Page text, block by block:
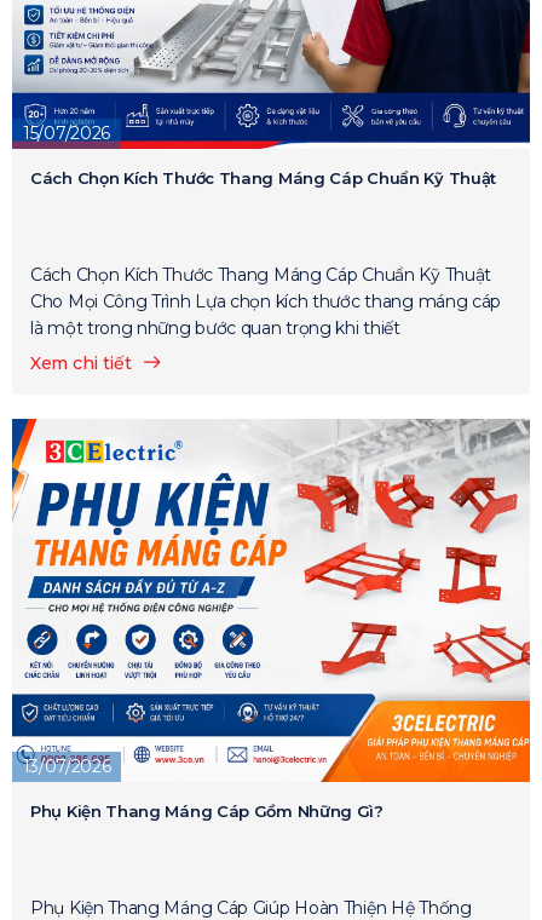
15/07/2026
Cách Chọn Kích Thước Thang Máng Cáp Chuẩn Kỹ Thuật
Cách Chọn Kích Thước Thang Máng Cáp Chuẩn Kỹ Thuật
Cho Mọi Công Trình Lựa chọn kích thước thang máng cáp
là một trong những bước quan trọng khi thiết
Xem chi tiết
13/07/2026
Phụ Kiện Thang Máng Cáp Gồm Những Gì?
Phụ Kiện Thang Máng Cáp Giúp Hoàn Thiện Hệ Thống